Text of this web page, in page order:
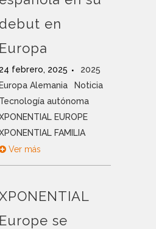
debut en
Europa
24 febrero, 2025
2025
Europa Alemania
Noticia
Tecnología autónoma
EUROPE
FAMILIA
Ver más
Europe se